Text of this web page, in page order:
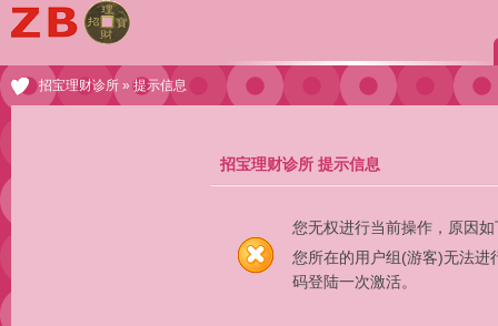
招宝理财诊所 » 提示信息
招宝理财诊所 提示信息
您无权进行当前操作，原因如
您所在的用户组(游客)无法进
码登陆一次激活。